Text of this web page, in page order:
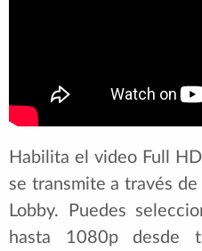
Habilita el video Full
se transmite a través
Lobby. Puedes
hasta 1080p desde